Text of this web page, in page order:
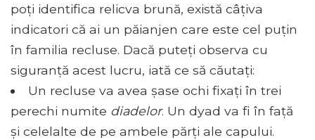
poți identifica relicva brună, există câțiva
indicatori că ai un păianjen care este cel puțin
în familia recluse. Dacă puteți observa cu
siguranță acest lucru, iată ce să căutați:
Un recluse va avea șase ochi fixați în trei
perechi numite diadelor. Un dyad va fi în față
și celelalte de pe ambele părți ale capului.